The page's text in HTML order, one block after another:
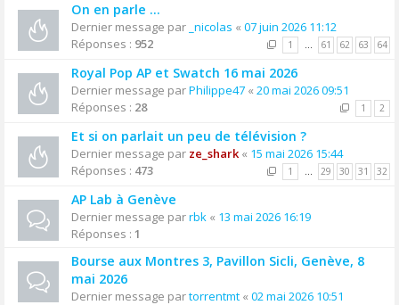
On en parle ...
Dernier message par _nicolas « 07 juin 2026 11:12
Réponses : 952 1 … 61 62 63 64
Royal Pop AP et Swatch 16 mai 2026
Dernier message parPhilippe47 « 20 mai 2026 09:51
Réponses : 28 1 2
Et si on parlait un peu de télévision ?
Dernier message par ze_shark« 15 mai 2026 15:44
Réponses : 473 1 … 29 30 31 32
AP Lab à Genève
Dernier message parrbk « 13 mai 2026 16:19
Réponses : 1
Bourse aux Montres 3, Pavillon Sicli, Genève, 8
mai 2026
Dernier message partorrentmt « 02 mai 2026 10:51